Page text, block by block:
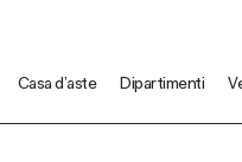
Casa d'aste Dipartimenti